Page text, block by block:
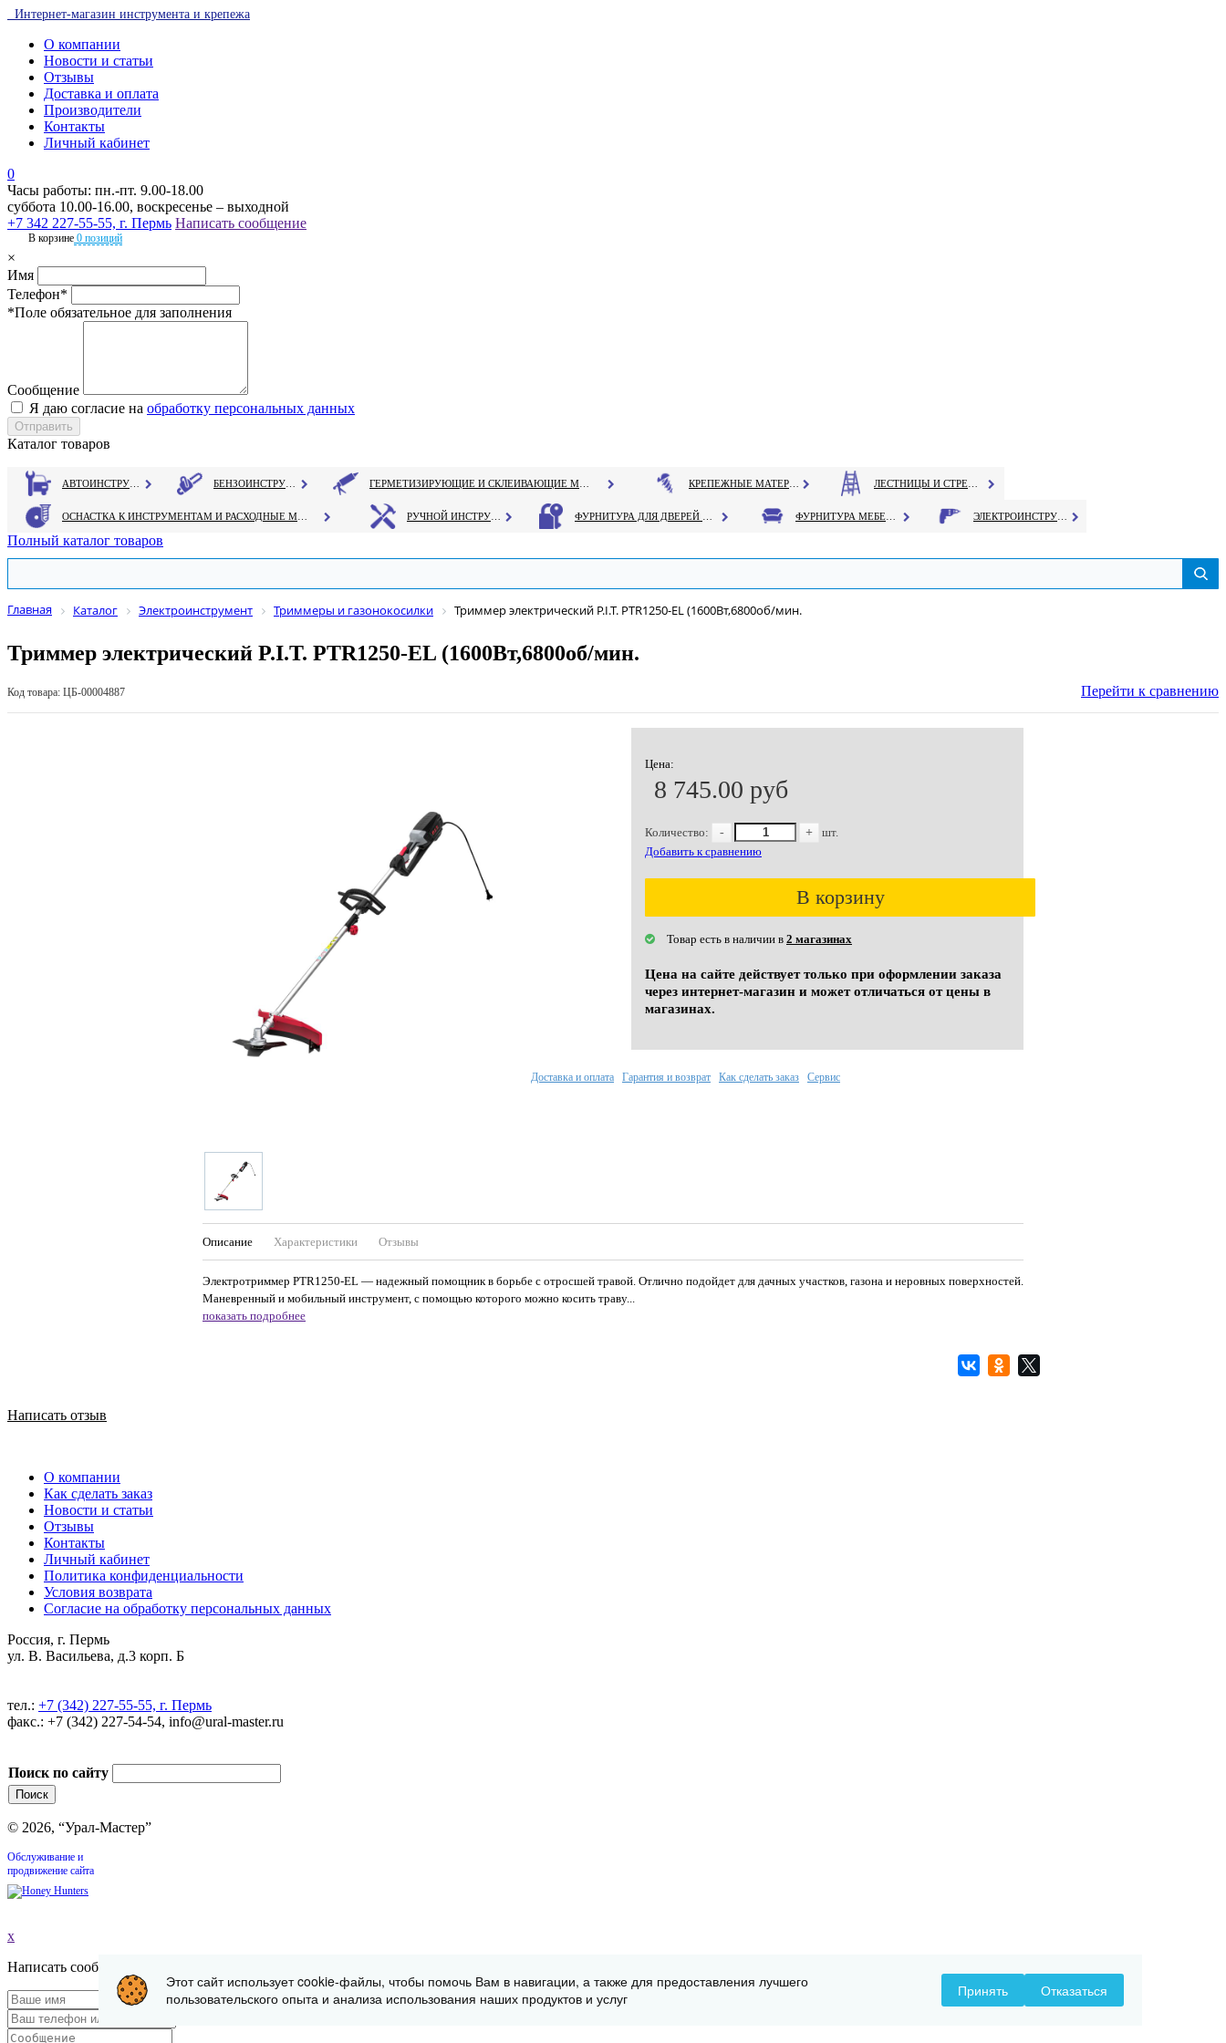
Интернет-магазин инструмента и крепежа
О компании
Новости и статьи
Отзывы
Доставка и оплата
Производители
Контакты
Личный кабинет
0
Часы работы: пн.-пт. 9.00-18.00
суббота 10.00-16.00, воскресенье – выходной
+7 342 227-55-55, г. Пермь Написать сообщение
В корзине 0 позиций
×
Имя
Телефон*
*Поле обязательное для заполнения
Сообщение
Я даю согласие на обработку персональных данных
Каталог товаров
Полный каталог товаров
Главная Каталог Электроинструмент Триммеры и газонокосилки Триммер электрический P.I.T. PTR1250-EL (1600Вт,6800об/мин.
Триммер электрический P.I.T. PTR1250-EL (1600Вт,6800об/мин.
Код товара: ЦБ-00004887 Перейти к сравнению
Цена:
8 745.00 руб
Количество: - +
шт.
Добавить к сравнению
В корзину
Товар есть в наличии в 2 магазинах
Цена на сайте действует только при оформлении заказа
через интернет-магазин и может отличаться от цены в
магазинах.
Описание Характеристики Отзывы
Электротриммер PTR1250-EL — надежный помощник в борьбе с отросшей травой. Отлично подойдет для дачных участков, газона и неровных поверхностей.
Маневренный и мобильный инструмент, с помощью которого можно косить траву...
показать подробнее
Доставка и оплата Гарантия и возврат Как сделать заказ Сервис
Написать отзыв
О компании
Как сделать заказ
Новости и статьи
Отзывы
Контакты
Личный кабинет
Политика конфиденциальности
Условия возврата
Согласие на обработку персональных данных
Россия, г. Пермь
ул. В. Васильева, д.3 корп. Б
тел.: +7 (342) 227-55-55, г. Пермь
факс.: +7 (342) 227-54-54, info@ural-master.ru
Поиск по сайту
© 2026, “Урал-Мастер”
Обслуживание и
продвижение сайта
x
Написать сообщение
Этот сайт использует cookie-файлы, чтобы помочь Вам в навигации, а также для предоставления лучшего
пользовательского опыта и анализа использования наших продуктов и услуг
Принять Отказаться